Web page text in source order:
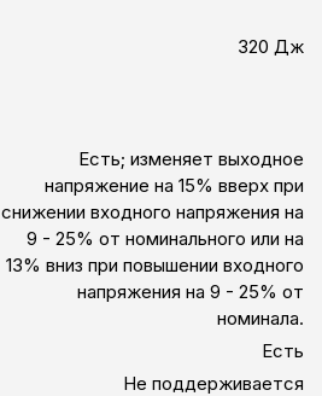
320 Дж
Есть; изменяет выходное
напряжение на 15% вверх при
снижении входного напряжения на
9 - 25% от номинального или на
13% вниз при повышении входного
напряжения на 9 - 25% от
номинала.
Есть
Не поддерживается